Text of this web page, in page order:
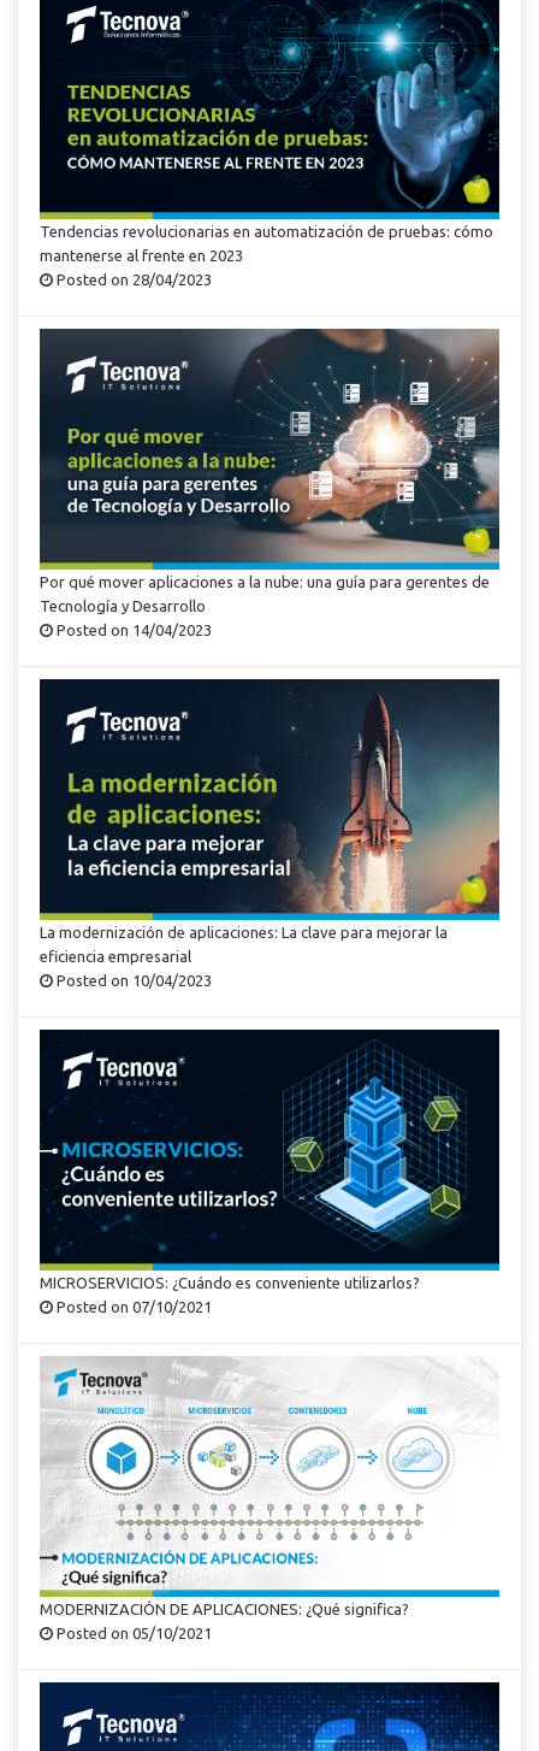
Tendencias revolucionarias en automatización de pruebas: cómo
mantenerse al frente en 2023
Posted on 28/04/2023
Por qué mover aplicaciones a la nube: una guía para gerentes de
Tecnología y Desarrollo
Posted on 14/04/2023
La modernización de aplicaciones: La clave para mejorar la
eficiencia empresarial
Posted on 10/04/2023
MICROSERVICIOS: ¿Cuándo es conveniente utilizarlos?
Posted on 07/10/2021
MODERNIZACIÓN DE APLICACIONES: ¿Qué significa?
Posted on 05/10/2021